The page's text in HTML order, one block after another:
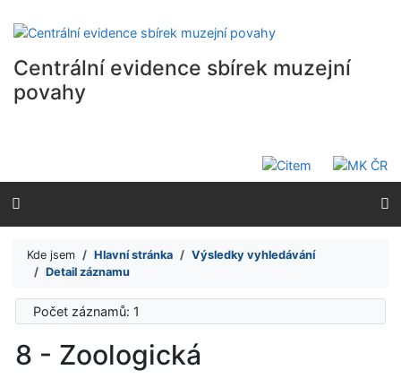
Přejít na menu
Centrální evidence sbírek muzejní
povahy
Kde jsem Hlavní stránka
Výsledky vyhledávání
Detail záznamu
Počet záznamů: 1
8 - Zoologická